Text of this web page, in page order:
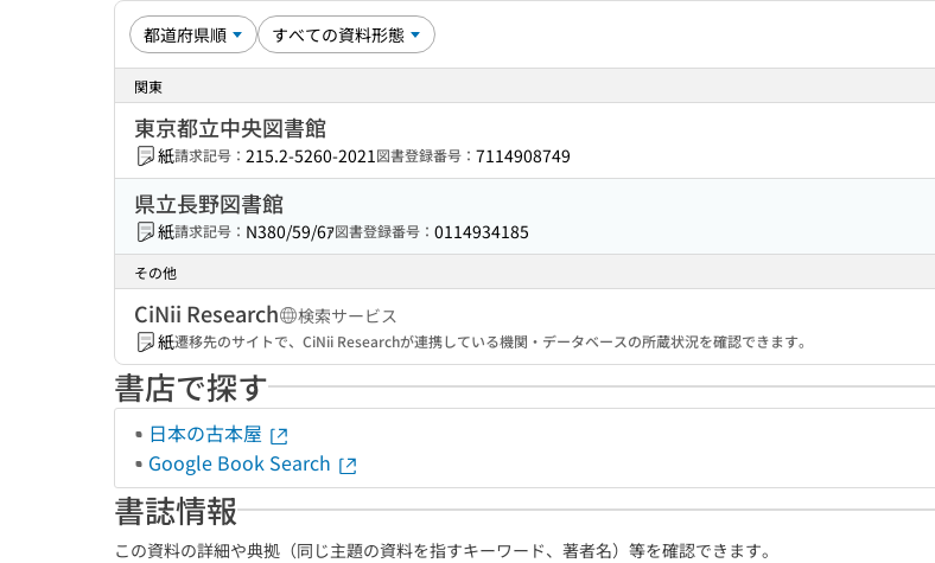
関東
東京都立中央図書館
紙請求記号： 215.2-5260-2021図書登録番号： 7114908749
県立長野図書館
紙請求記号： N380/59/6ｱ図書登録番号： 0114934185
その他
CiNii Research
検索サービス
紙遷移先のサイトで、CiNii Researchが連携している機関・データベースの所蔵状況を確認できます。
書店で探す
日本の古本屋
Google Book Search
書誌情報
この資料の詳細や典拠（同じ主題の資料を指すキーワード、著者名）等を確認できます。